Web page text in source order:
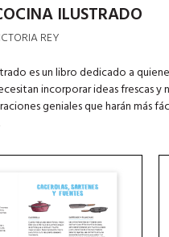
ILUSTRADO
REY
es un libro dedicado a
incorporar ideas frescas
geniales que harán más